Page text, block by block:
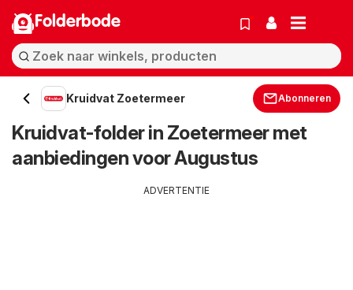
Folderbode
Kruidvat Zoetermeer Abonneren
Kruidvat-folder in Zoetermeer met
aanbiedingen voor Augustus
ADVERTENTIE